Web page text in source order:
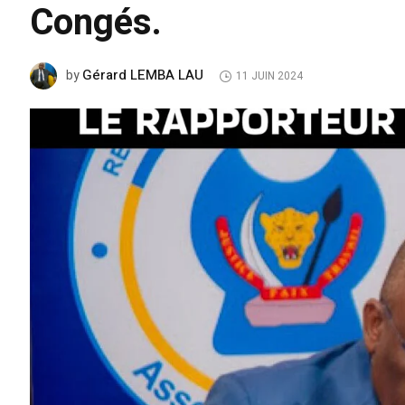
Congés.
byGérard LEMBA LAU 11 JUIN 2024